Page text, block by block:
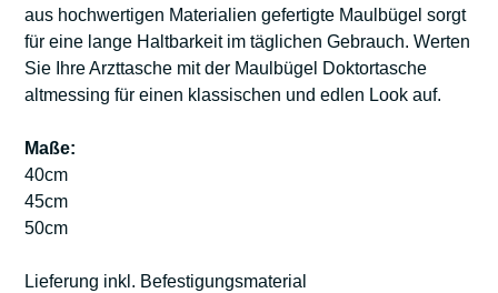
aus hochwertigen Materialien gefertigte Maulbügel sorgt
für eine lange Haltbarkeit im täglichen Gebrauch. Werten
Sie Ihre Arzttasche mit der Maulbügel Doktortasche
altmessing für einen klassischen und edlen Look auf.
Maße:
40cm
45cm
50cm
Lieferung inkl. Befestigungsmaterial